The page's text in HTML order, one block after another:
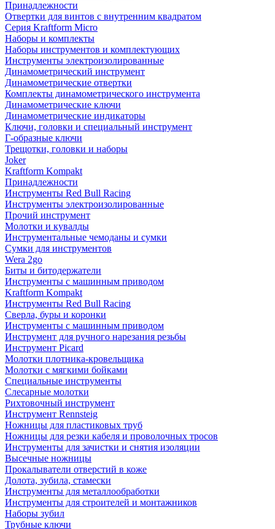
Принадлежности
Отвертки для винтов с внутренним квадратом
Серия Kraftform Micro
Наборы и комплекты
Наборы инструментов и комплектующих
Инструменты электроизолированные
Динамометрический инструмент
Динамометрические отвертки
Комплекты динамометрического инструмента
Динамометрические ключи
Динамометрические индикаторы
Ключи, головки и специальный инструмент
Г-образные ключи
Трещотки, головки и наборы
Joker
Kraftform Kompakt
Принадлежности
Инструменты Red Bull Racing
Инструменты электроизолированные
Прочий инструмент
Молотки и кувалды
Инструментальные чемоданы и сумки
Сумки для инструментов
Wera 2go
Биты и битодержатели
Инструменты с машинным приводом
Kraftform Kompakt
Инструменты Red Bull Racing
Сверла, буры и коронки
Инструменты с машинным приводом
Инструмент для ручного нарезания резьбы
Инструмент Picard
Молотки плотника-кровельщика
Молотки с мягкими бойками
Специальные инструменты
Слесарные молотки
Рихтовочный инструмент
Инструмент Rennsteig
Ножницы для пластиковых труб
Ножницы для резки кабеля и проволочных тросов
Инструменты для зачистки и снятия изоляции
Высечные ножницы
Прокалыватели отверстий в коже
Долота, зубила, стамески
Инструменты для металлообработки
Инструменты для строителей и монтажников
Наборы зубил
Трубные ключи